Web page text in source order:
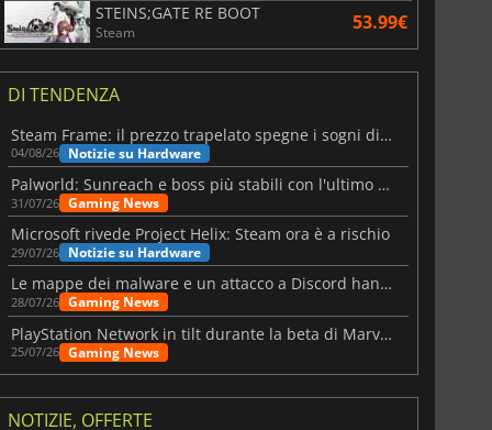
STEINS;GATE RE BOOT
Steam 53.99€
DI TENDENZA
Steam Frame: il prezzo trapelato spegne i sogni di un VR economico
04/08/26 Notizie su Hardware
Palworld: Sunreach e boss più stabili con l'ultimo update
31/07/26 Gaming News
Microsoft rivede Project Helix: Steam ora è a rischio
29/07/26 Notizie su Hardware
Le mappe dei malware e un attacco a Discord hanno colpito Meccha Chameleon
28/07/26 Gaming News
PlayStation Network in tilt durante la beta di Marvel Tōkon
25/07/26 Gaming News
NOTIZIE, OFFERTE